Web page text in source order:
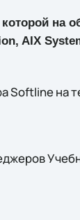
на
AIX
Softline на